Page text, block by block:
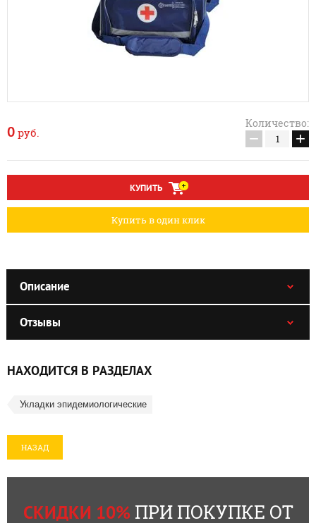
0 руб.
Количество:
− +
КУПИТЬ
Купить в один клик
Описание
Отзывы
НАХОДИТСЯ В РАЗДЕЛАХ
Укладки эпидемиологические
НАЗАД
СКИДКИ 10%ПРИ ПОКУПКЕ ОТ